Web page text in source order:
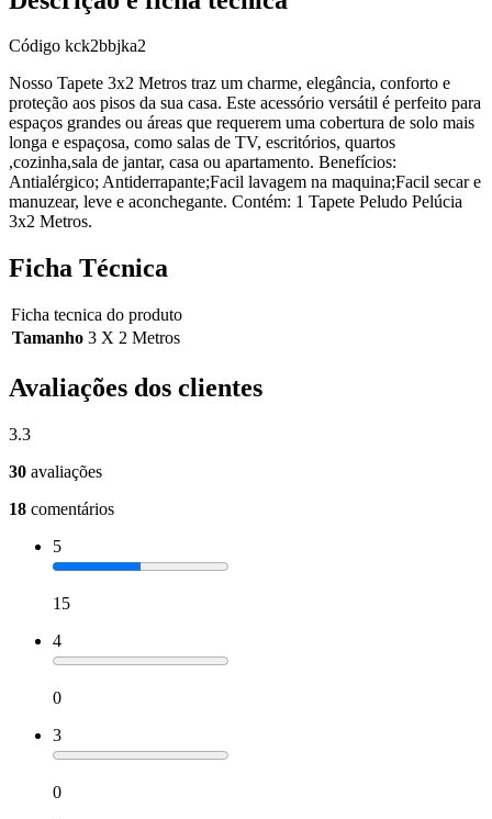
Código kck2bbjka2
Nosso Tapete 3x2 Metros traz um charme, elegância, conforto e
proteção aos pisos da sua casa. Este acessório versátil é perfeito para
espaços grandes ou áreas que requerem uma cobertura de solo mais
longa e espaçosa, como salas de TV, escritórios, quartos
,cozinha,sala de jantar, casa ou apartamento. Benefícios:
Antialérgico; Antiderrapante;Facil lavagem na maquina;Facil secar e
manuzear, leve e aconchegante. Contém: 1 Tapete Peludo Pelúcia
3x2 Metros.
Ficha Técnica
Ficha tecnica do produto
Tamanho 3 X 2 Metros
Avaliações dos clientes
3.3
30 avaliações
18 comentários
5
15
4
0
3
0